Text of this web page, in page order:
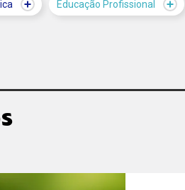
Educação Profissional